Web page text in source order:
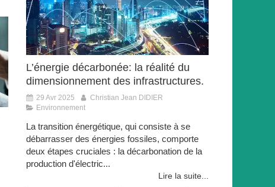
L’énergie décarbonée: la réalité du
dimensionnement des infrastructures.
29 Avr 2025
Christian Jean DIDIER
Environnement
La transition énergétique, qui consiste à se
débarrasser des énergies fossiles, comporte
deux étapes cruciales : la décarbonation de la
production d'électric...
Lire la suite...